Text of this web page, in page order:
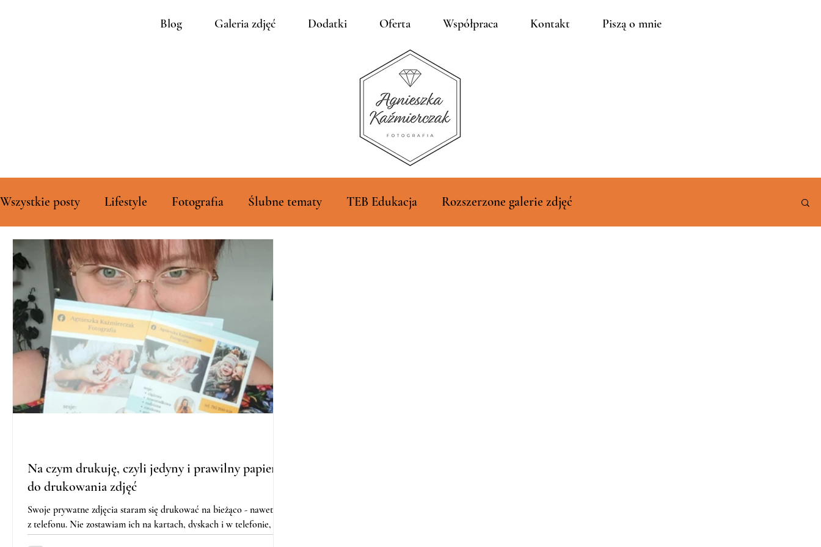
Blog Galeria zdjęć Dodatki Oferta Współpraca Kontakt Piszą o mnie
Wszystkie posty Lifestyle Fotografia Ślubne tematy TEB Edukacja Rozszerzone galerie zdjęć
Na czym drukuję, czyli jedyny i prawilny papier
do drukowania zdjęć
Swoje prywatne zdjęcia staram się drukować na bieżąco - nawet te
z telefonu. Nie zostawiam ich na kartach, dyskach i w telefonie,